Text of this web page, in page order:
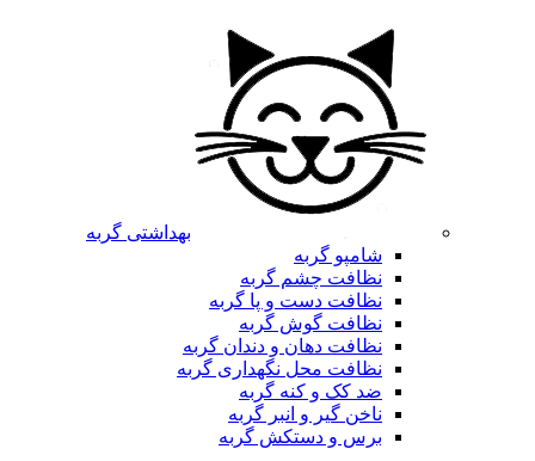
بهداشتی گربه
شامپو گربه
نظافت چشم گربه
نظافت دست و پا گربه
نظافت گوش گربه
نظافت دهان و دندان گربه
نظافت محل نگهداری گربه
ضد کک و کنه گربه
ناخن گیر و انبر گربه
برس و دستکش گربه